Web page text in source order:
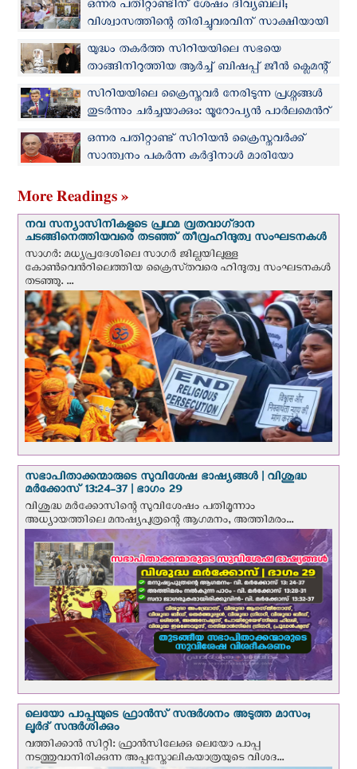
ഒന്നര പതിറ്റാണ്ടിന് ശേഷം ദിവ്യബലി;
വിശ്വാസത്തിന്റെ തിരിച്ചുവരവിന് സാക്ഷിയായി
മധ്യ സിറിയൻ പട്ടണം
യുദ്ധം തകർത്ത സിറിയയിലെ സഭയെ
താങ്ങിനിറുത്തിയ ആർച്ച് ബിഷപ്പ് ജീന്‍ ക്ലെമന്റ്
വിടവാങ്ങി
സിറിയയിലെ ക്രൈസ്തവര്‍ നേരിടുന്ന പ്രശ്നങ്ങള്‍
തുടര്‍ന്നും ചർച്ചയാക്കും: യൂറോപ്യൻ പാർലമെന്‍റ്
പ്രതിനിധി
ഒന്നര പതിറ്റാണ്ട് സിറിയന്‍ ക്രൈസ്തവര്‍ക്ക്
സാന്ത്വനം പകര്‍ന്ന കർദ്ദിനാൾ മാരിയോ
More Readings »
നവ സന്യാസിനികളുടെ പ്രഥമ വ്രതവാഗ്‌ദാന
ചടങ്ങിനെത്തിയവരെ തടഞ്ഞ് തീവ്രഹിന്ദുത്വ സംഘടനകള്‍
സാഗർ: മധ്യപ്രദേശിലെ സാഗർ ജില്ലയിലുള്ള
കോൺവെന്‍റിലെത്തിയ ക്രൈസ്‌തവരെ ഹിന്ദുത്വ സംഘടനകൾ
തടഞ്ഞു. ...
സഭാപിതാക്കന്മാരുടെ സുവിശേഷ ഭാഷ്യങ്ങള്‍ | വിശുദ്ധ
മര്‍ക്കോസ് 13:24-37 | ഭാഗം 29
വിശുദ്ധ മര്‍ക്കോസിന്റെ സുവിശേഷം പതിമൂന്നാം
അധ്യായത്തിലെ മനുഷ്യപുത്രന്റെ ആഗമനം, അത്തിമരം...
ലെയോ പാപ്പയുടെ ഫ്രാന്‍സ് സന്ദര്‍ശനം അടുത്ത മാസം;
ലൂര്‍ദ് സന്ദര്‍ശിക്കും
വത്തിക്കാന്‍ സിറ്റി: ഫ്രാൻസിലേക്കു ലെയോ പാപ്പ
നടത്തുവാനിരിക്കുന്ന അപ്പസ്തോലികയാത്രയുടെ വിശദ...